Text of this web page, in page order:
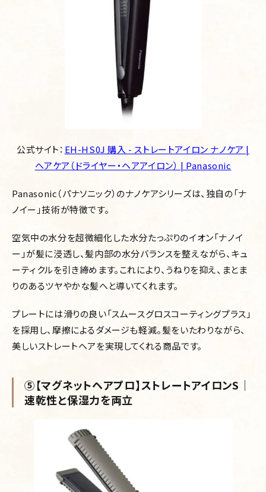
公式サイト： EH-HS0J 購入 - ストレートアイロン ナノケア |
ヘアケア（ドライヤー・ヘアアイロン） | Panasonic
Panasonic（パナソニック）のナノケアシリーズは、独自の「ナ
ノイー」技術が特徴です。
空気中の水分を超微細化した水分たっぷりのイオン「ナノイ
ー」が髪に浸透し、髪内部の水分バランスを整えながら、キュ
ーティクルを引き締めます。これにより、うねりを抑え、まとま
りのあるツヤやかな髪へと導いてくれます。
プレートには滑りの良い「スムースグロスコーティングプラス」
を採用し、摩擦によるダメージも軽減。髪をいたわりながら、
美しいストレートヘアを実現してくれる商品です。
⑤【マグネットヘアプロ】ストレートアイロンS｜
速乾性と保湿力を両立